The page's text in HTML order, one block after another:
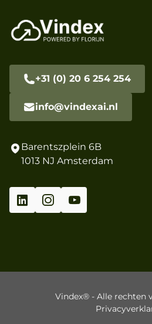
+31 (0) 20 6 254 254
info@vindexai.nl
Barentszplein 6B
1013 NJ Amsterdam
Vindex® - Alle rechten